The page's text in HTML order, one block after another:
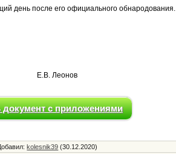
день после его официального обнародования.
Леонов
документ с приложениями
:kolesnik39 (30.12.2020)